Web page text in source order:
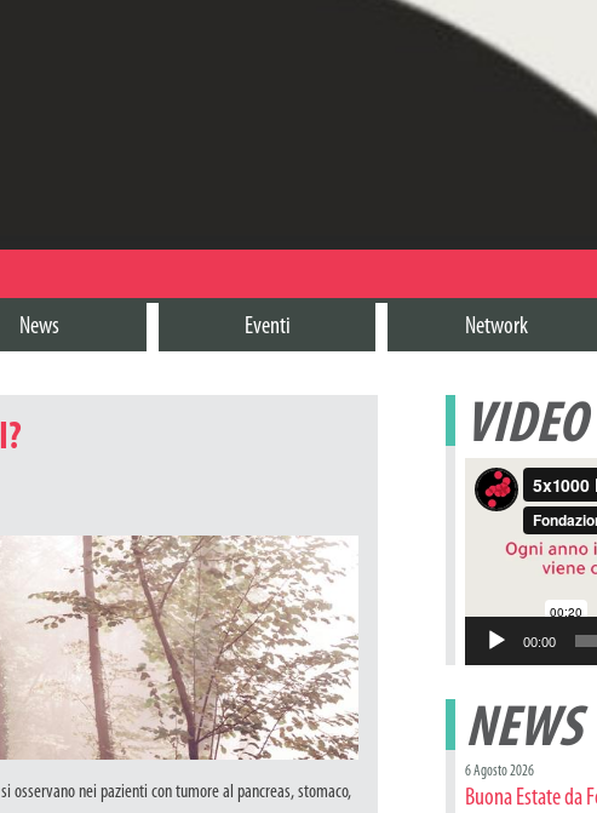
News Eventi Network
osservano nei pazienti con tumore al pancreas, stomaco,
VIDEO
Video
Player
00:00
NEWS
6 Agosto 2026
Buona Estate da